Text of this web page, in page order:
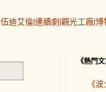
伍迪艾倫|連續劇|觀光工廠|博
《熱門文
《